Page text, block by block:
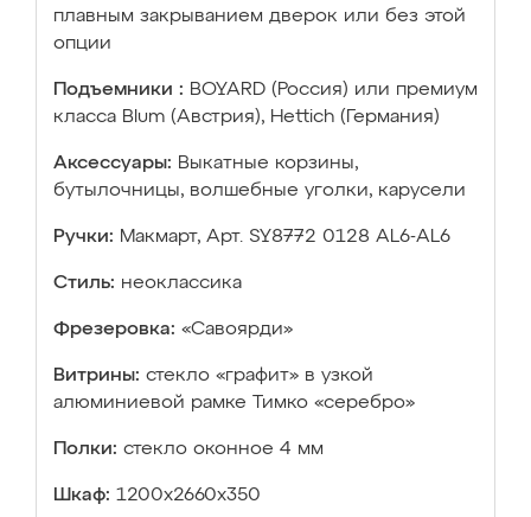
плавным закрыванием дверок или без этой
опции
Подъемники : BOYARD (Россия) или премиум
класса Blum (Австрия), Hettich (Германия)
Аксессуары: Выкатные корзины,
бутылочницы, волшебные уголки, карусели
Ручки: Макмарт, Арт. SY8772 0128 AL6-AL6
Стиль: неоклассика
Фрезеровка: «Савоярди»
Витрины: стекло «графит» в узкой
алюминиевой рамке Тимко «серебро»
Полки: стекло оконное 4 мм
Шкаф: 1200х2660х350